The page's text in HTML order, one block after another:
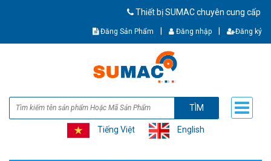
Thiết bị SUMAC chuyên cung cấp thiết bị
Đăng Sản Phẩm Đăng nhập Đăng ký
TÌM
Tiếng Việt English